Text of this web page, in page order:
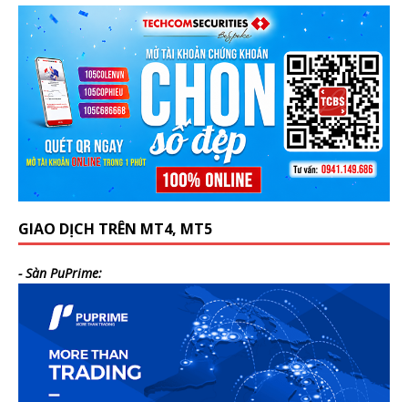
GIAO DỊCH TRÊN MT4, MT5
- Sàn PuPrime: